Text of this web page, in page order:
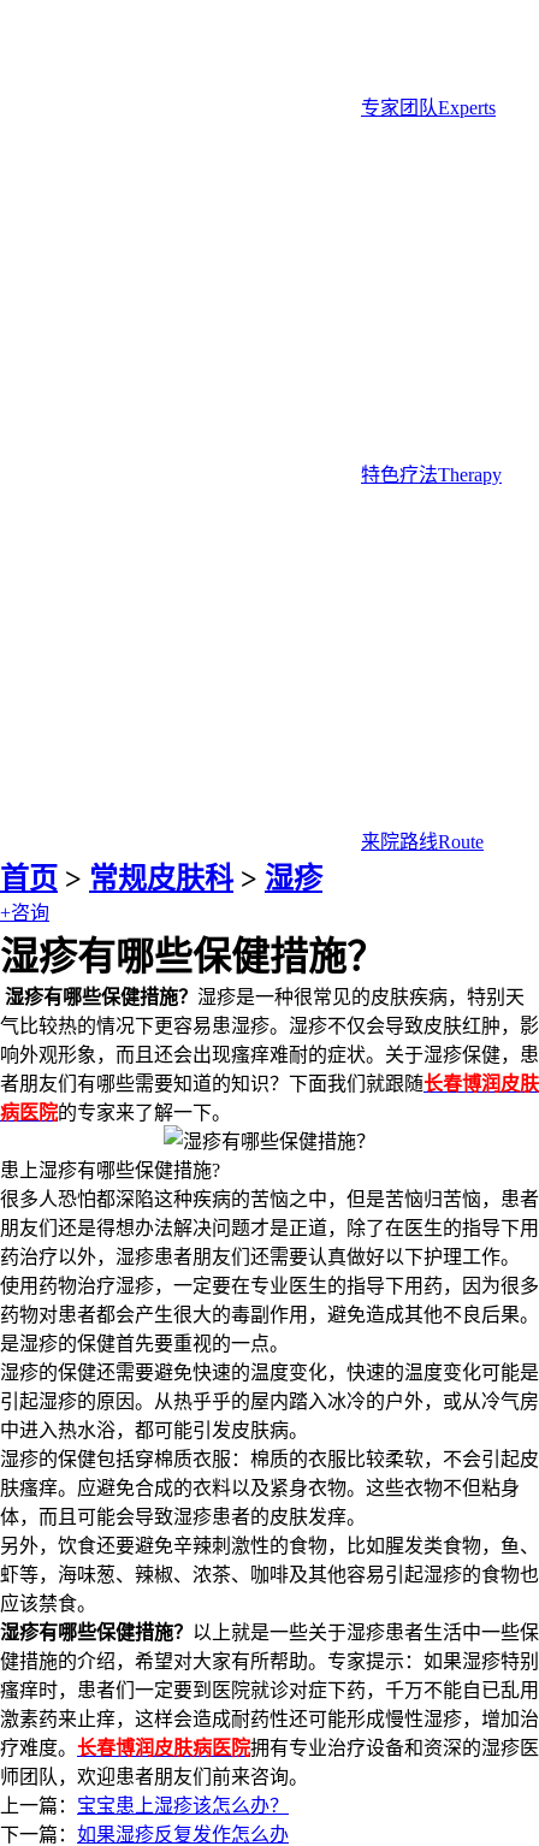
专家团队Experts
特色疗法Therapy
来院路线Route
首页 > 常规皮肤科> 湿疹
+咨询
湿疹有哪些保健措施？
湿疹有哪些保健措施？ 湿疹是一种很常见的皮肤疾病，特别天
气比较热的情况下更容易患湿疹。湿疹不仅会导致皮肤红肿，影
响外观形象，而且还会出现瘙痒难耐的症状。关于湿疹保健，患
者朋友们有哪些需要知道的知识？下面我们就跟随长春博润皮肤
病医院的专家来了解一下。
患上湿疹有哪些保健措施?
很多人恐怕都深陷这种疾病的苦恼之中，但是苦恼归苦恼，患者
朋友们还是得想办法解决问题才是正道，除了在医生的指导下用
药治疗以外，湿疹患者朋友们还需要认真做好以下护理工作。
使用药物治疗湿疹，一定要在专业医生的指导下用药，因为很多
药物对患者都会产生很大的毒副作用，避免造成其他不良后果。
是湿疹的保健首先要重视的一点。
湿疹的保健还需要避免快速的温度变化，快速的温度变化可能是
引起湿疹的原因。从热乎乎的屋内踏入冰冷的户外，或从冷气房
中进入热水浴，都可能引发皮肤病。
湿疹的保健包括穿棉质衣服：棉质的衣服比较柔软，不会引起皮
肤瘙痒。应避免合成的衣料以及紧身衣物。这些衣物不但粘身
体，而且可能会导致湿疹患者的皮肤发痒。
另外，饮食还要避免辛辣刺激性的食物，比如腥发类食物，鱼、
虾等，海味葱、辣椒、浓茶、咖啡及其他容易引起湿疹的食物也
应该禁食。
湿疹有哪些保健措施？ 以上就是一些关于湿疹患者生活中一些保
健措施的介绍，希望对大家有所帮助。专家提示：如果湿疹特别
瘙痒时，患者们一定要到医院就诊对症下药，千万不能自已乱用
激素药来止痒，这样会造成耐药性还可能形成慢性湿疹，增加治
疗难度。 长春博润皮肤病医院拥有专业治疗设备和资深的湿疹医
师团队，欢迎患者朋友们前来咨询。
上一篇： 宝宝患上湿疹该怎么办？
下一篇： 如果湿疹反复发作怎么办